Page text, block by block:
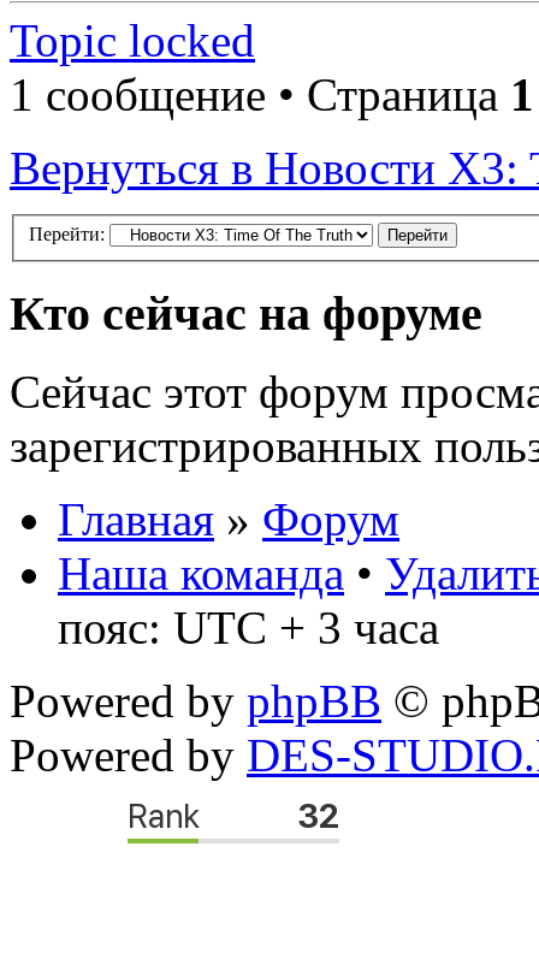
Topic locked
1 сообщение • Страница 1
Вернуться в Новости
Перейти:
Кто сейчас на форуме
Сейчас этот форум
зарегистрированных
Главная » Форум
Наша команда •
пояс: UTC + 3 часа
Powered by phpBB ©
Powered by DES-